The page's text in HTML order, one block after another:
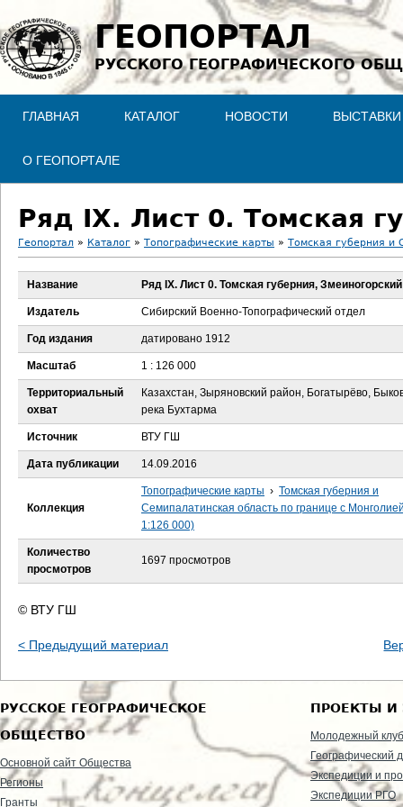
Jump to navigation
ГЕОПОРТАЛ
РУССКОГО ГЕОГРАФИЧЕСКОГО
ГЛАВНАЯ КАТАЛОГ НОВОСТИ ВЫСТАВКИ
О ГЕОПОРТАЛЕ
Ряд IX. Лист 0. Томская
В
ы
д
е
с
ь
Геопортал » Каталог » Топографические карты » Томская губерния и
Название Ряд IX. Лист 0. Томская губерния,
Издатель Сибирский Военно-Топографический отдел
Год издания датировано 1912
Масштаб 1 : 126 000
Территориальный
охват
Казахстан, Зыряновский район, Богатырёво,
река Бухтарма
Источник ВТУ ГШ
Дата публикации 14.09.2016
Коллекция
Топографические карты › Томская губерния и
Семипалатинская область по границе с
1:126 000)
Количество
просмотров
1697 просмотров
© ВТУ ГШ
< Предыдущий материал
РУССКОЕ ГЕОГРАФИЧЕСКОЕ
ОБЩЕСТВО
Основной сайт Общества
Регионы
Гранты
ПРОЕКТЫ И
Молодежный клуб
Географический
Экспедиции и
Экспедиции РГО